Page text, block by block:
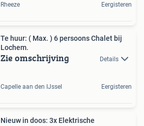
Rheeze Eergisteren
Te huur: ( Max. ) 6 persoons Chalet bij
Lochem.
Zie omschrijving Details
Capelle aan den IJssel Eergisteren
Nieuw in doos: 3x Elektrische